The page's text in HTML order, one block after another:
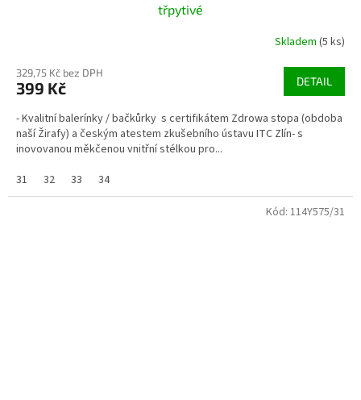
třpytivé
Skladem (5 ks)
329,75 Kč bez DPH
399 Kč DETAIL
- Kvalitní balerínky / bačkůrky s certifikátem Zdrowa stopa (obdoba
naší Žirafy) a českým atestem zkušebního ústavu ITC Zlín- s
inovovanou měkčenou vnitřní stélkou pro...
31
32 33 34
Kód: 114Y575/31